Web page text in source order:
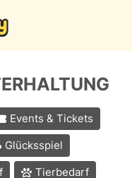
Events & Tickets
Glücksspiel
Tierbedarf